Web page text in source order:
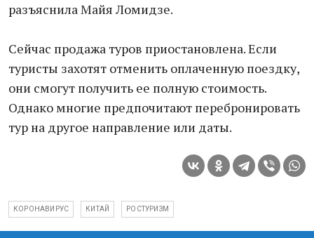
разъяснила Майя Ломидзе.
Сейчас продажа туров приостановлена. Если
туристы захотят отменить оплаченную поездку,
они смогут получить ее полную стоимость.
Однако многие предпочитают перебронировать
тур на другое направление или даты.
КОРОНАВИРУС КИТАЙ РОСТУРИЗМ